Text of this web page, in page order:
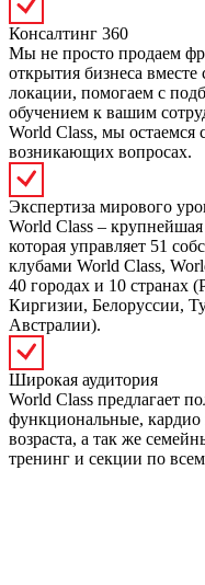
Консалтинг 360
Мы не просто продаем
открытия бизнеса
локации, помогаем с
обучением к вашим
World Class, мы остаемся
возникающих вопросах.
Экспертиза мирового
World Class –
которая управляет 51
клубами World Class,
40 городах и 10 странах
Киргизии, Белоруссии,
Австралии).
Широкая аудитория
World Class предлагает
функциональные,
возраста, а так же
тренинг и секции по